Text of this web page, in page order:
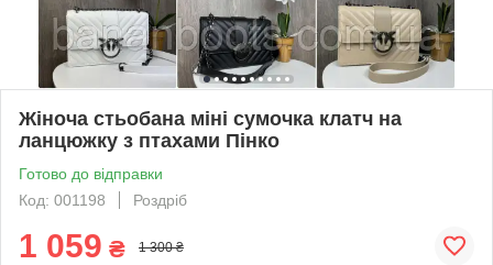
Жіноча стьобана міні сумочка клатч на
ланцюжку з птахами Пінко
Готово до відправки
Код: 001198
Роздріб
1 059 ₴ 1 300 ₴